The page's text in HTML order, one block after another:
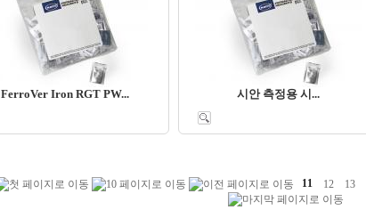
FerroVer Iron RGT PW... 시안 측정용 시...
11 12 13